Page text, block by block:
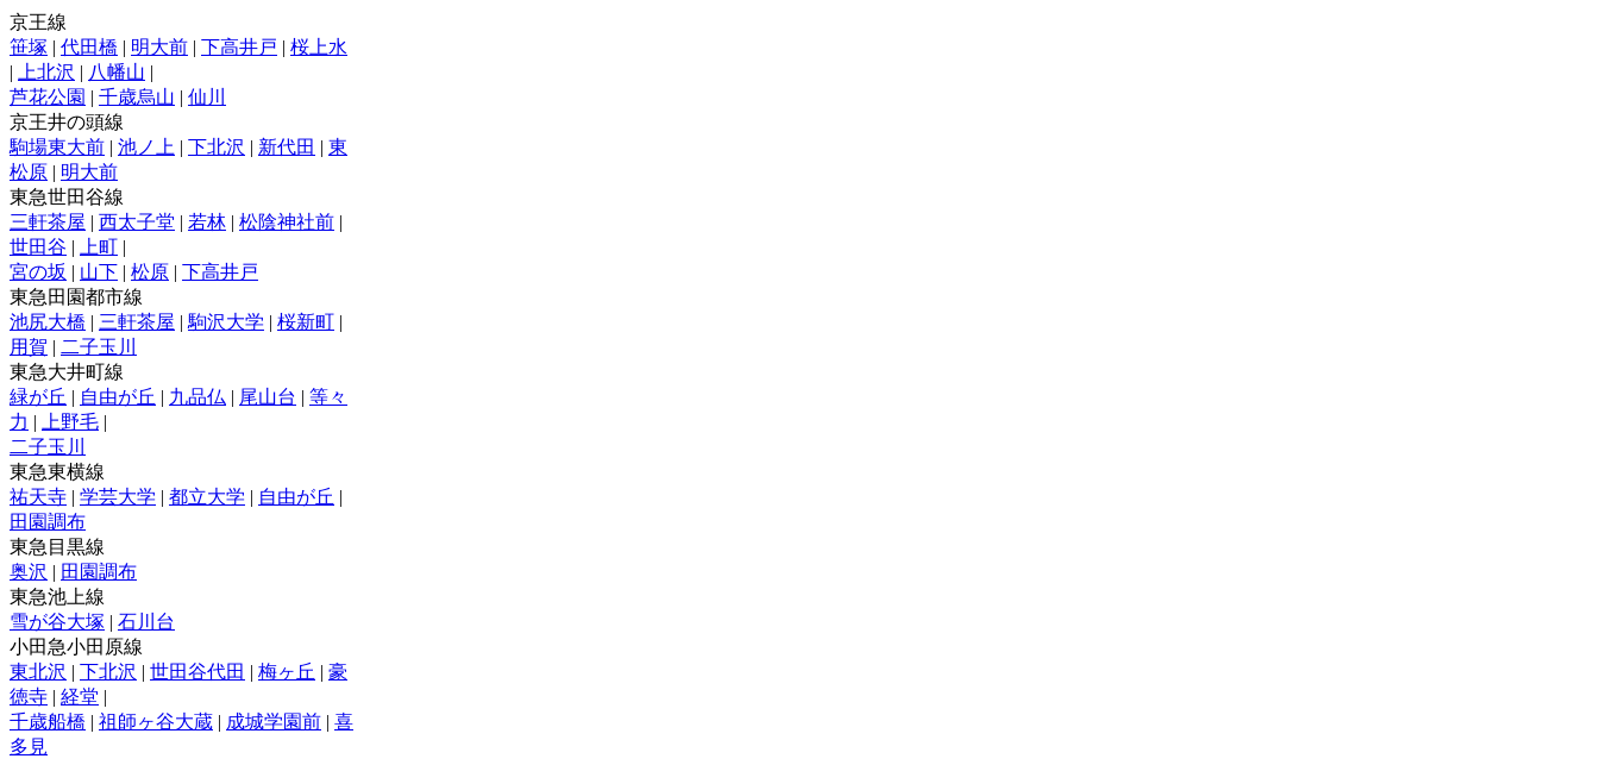
京王線
笹塚 | 代田橋 | 明大前 | 下高井戸 | 桜上水
|
上北沢 | 八幡山 |
芦花公園 | 千歳烏山 | 仙川
京王井の頭線
駒場東大前 | 池ノ上 | 下北沢 | 新代田 | 東
松原 | 明大前
東急世田谷線
三軒茶屋 | 西太子堂 | 若林 | 松陰神社前 |
世田谷 | 上町 |
宮の坂 | 山下 | 松原 | 下高井戸
東急田園都市線
池尻大橋 | 三軒茶屋 | 駒沢大学 | 桜新町 |
用賀 | 二子玉川
東急大井町線
緑が丘 | 自由が丘 | 九品仏 | 尾山台 | 等々
力 | 上野毛 |
二子玉川
東急東横線
祐天寺 | 学芸大学 | 都立大学 | 自由が丘 |
田園調布
東急目黒線
奥沢 | 田園調布
東急池上線
雪が谷大塚 | 石川台
小田急小田原線
東北沢 | 下北沢 | 世田谷代田 | 梅ヶ丘 | 豪
徳寺 | 経堂 |
千歳船橋 | 祖師ヶ谷大蔵 | 成城学園前 | 喜
多見